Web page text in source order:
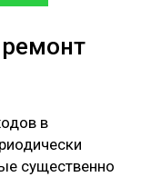
в
существенно